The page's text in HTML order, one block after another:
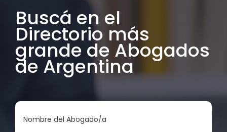
Buscá en el
Directorio más
grande de Abogados
de Argentina
Nombre del Abogado/a